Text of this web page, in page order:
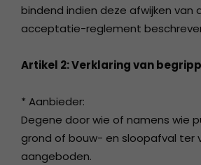
bindend indien deze afwijken van
acceptatie-reglement
Artikel 2: Verklaring van
* Aanbieder:
Degene door wie of namens wie
grond of bouw- en sloopafval ter
aangeboden.